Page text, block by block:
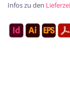
Infos zu den